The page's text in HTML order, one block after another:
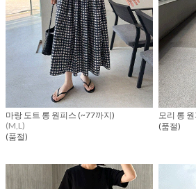
마랑 도트 롱 원피스 (~77까지)
(M,L)
(품절)
모리 롱
(품절)